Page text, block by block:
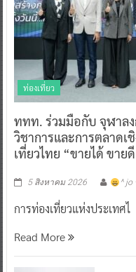
ท่องเที่ยว
ททท. ร่วมมือกับ จุฬาล
วิชาการและการตลาด
เที่ยวไทย “ขายได้ ขาย
5 สิงหาคม 2026 ^ jo
การท่องเที่ยวแห่งประเทศไ
Read More